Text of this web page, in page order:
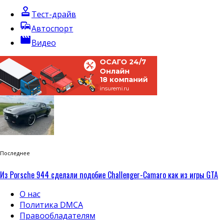
approval Тест-драйв
commuteАвтоспорт
movieВидео
ОСАГО 24/7
Онлайн
18 компаний
insuremi.ru
Последнее
Из Porsche 944 сделали подобие Challenger-Camaro как из игры GTA
О нас
Политика DMCA
Правообладателям